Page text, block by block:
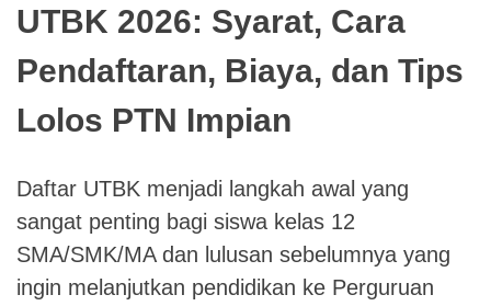
UTBK 2026: Syarat, Cara
Pendaftaran, Biaya, dan Tips
Lolos PTN Impian
Daftar UTBK menjadi langkah awal yang
sangat penting bagi siswa kelas 12
SMA/SMK/MA dan lulusan sebelumnya yang
ingin melanjutkan pendidikan ke Perguruan